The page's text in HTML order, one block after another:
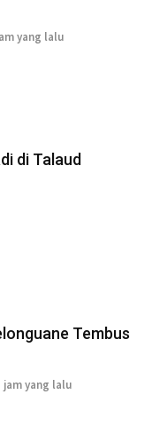
yang lalu
di Talaud
Tembus
jam yang lalu